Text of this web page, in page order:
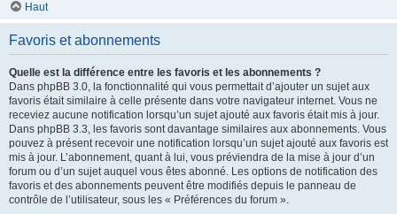
Haut
Favoris et abonnements
Quelle est la différence entre les favoris et les abonnements ?
Dans phpBB 3.0, la fonctionnalité qui vous permettait d’ajouter un sujet aux
favoris était similaire à celle présente dans votre navigateur internet. Vous ne
receviez aucune notification lorsqu’un sujet ajouté aux favoris était mis à jour.
Dans phpBB 3.3, les favoris sont davantage similaires aux abonnements. Vous
pouvez à présent recevoir une notification lorsqu’un sujet ajouté aux favoris est
mis à jour. L’abonnement, quant à lui, vous préviendra de la mise à jour d’un
forum ou d’un sujet auquel vous êtes abonné. Les options de notification des
favoris et des abonnements peuvent être modifiés depuis le panneau de
contrôle de l’utilisateur, sous les « Préférences du forum ».